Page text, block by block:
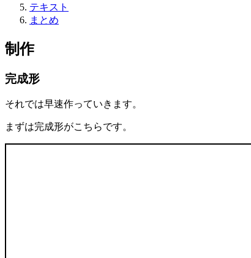
テキスト
まとめ
制作
完成形
それでは早速作っていきます。
まずは完成形がこちらです。